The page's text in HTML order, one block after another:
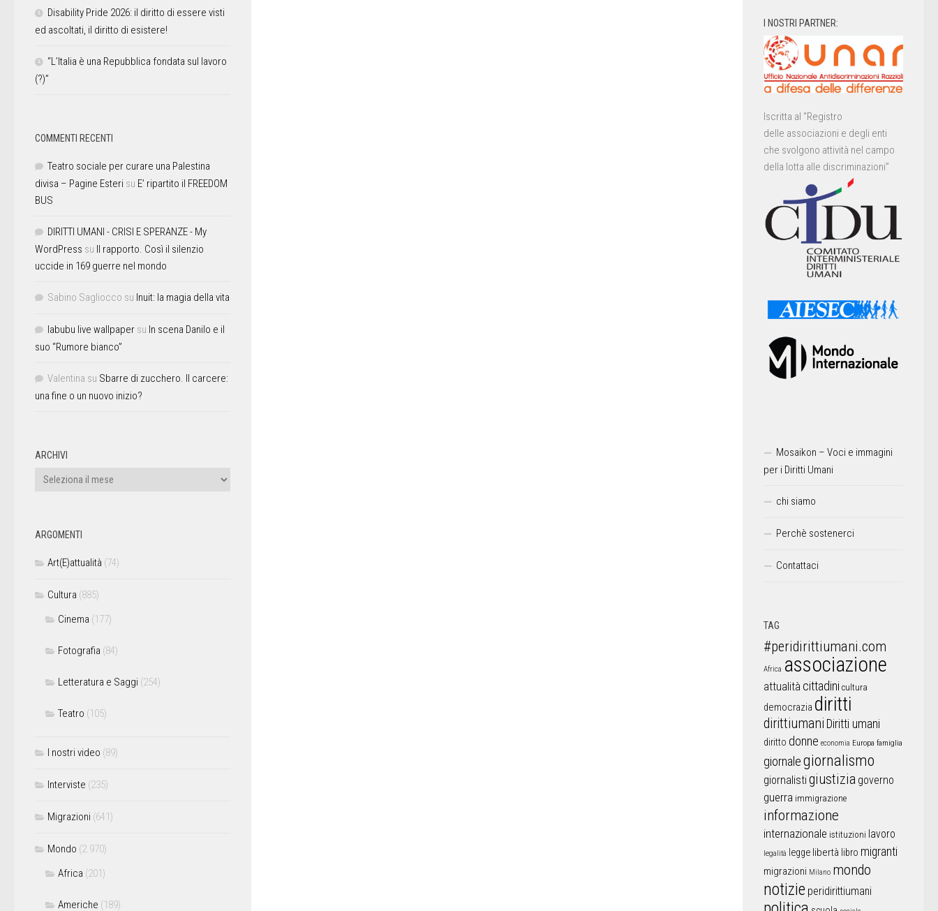
Disability Pride 2026: il diritto di essere visti
ed ascoltati, il diritto di esistere!
“L’Italia è una Repubblica fondata sul lavoro
(?)”
COMMENTI RECENTI
Teatro sociale per curare una Palestina
divisa – Pagine Esteri su E’ ripartito il FREEDOM
BUS
DIRITTI UMANI - CRISI E SPERANZE - My
WordPress su Il rapporto. Così il silenzio
uccide in 169 guerre nel mondo
Sabino Sagliocco su Inuit: la magia della vita
labubu live wallpaper su In scena Danilo e il
suo “Rumore bianco”
Valentina su Sbarre di zucchero. Il carcere:
una fine o un nuovo inizio?
ARCHIVI
ARGOMENTI
Art(E)attualità (74)
Cultura (885)
Cinema (177)
Fotografia (84)
Letteratura e Saggi (254)
Teatro (105)
I nostri video (89)
Interviste (235)
Migrazioni (641)
Mondo (2.970)
Africa (201)
Americhe (189)
I NOSTRI PARTNER:
Iscritta al “Registro
delle associazioni e degli enti
che svolgono attività nel campo
della lotta alle discriminazioni”
Mosaikon – Voci e immagini
per i Diritti Umani
chi siamo
Perchè sostenerci
Contattaci
TAG
#peridirittiumani.com
Africa associazione
attualità cittadini cultura
democrazia diritti
dirittiumani Diritti umani
diritto donne economia Europa famiglia
giornalegiornalismo
giornalistigiustizia governo
guerra immigrazione
informazione
internazionale istituzioni lavoro
legalità legge libertà libro migranti
migrazioni Milano mondo
notizie peridirittiumani